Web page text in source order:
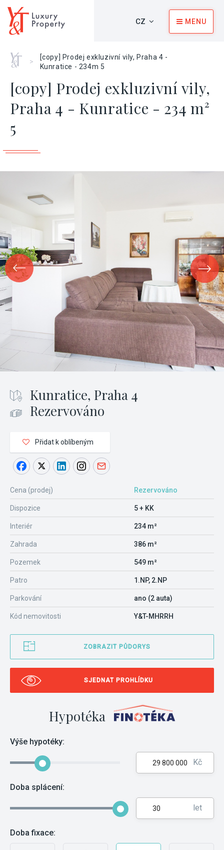
CZ MENU
Home
>
[copy] Prodej exkluzivní vily, Praha 4 -
Kunratice - 234m 5
[copy] Prodej exkluzivní vily,
Praha 4 - Kunratice - 234 m²
5
Kunratice, Praha 4
Rezervováno
Přidat k oblíbeným
Cena (prodej) Rezervováno
Dispozice 5 + KK
Interiér 234 m²
Zahrada 386 m²
Pozemek 549 m²
Patro 1.NP, 2.NP
Parkování ano (2 auta)
Kód nemovitosti Y&T-MHRRH
ZOBRAZIT PŮDORYS
SJEDNAT PROHLÍDKU
Hypotéka
Výše hypotéky:
Kč
Doba splácení:
let
Doba fixace: